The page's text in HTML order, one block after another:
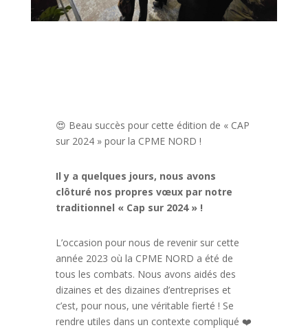
😍 Beau succès pour cette édition de « CAP
sur 2024 » pour la CPME NORD !
Il y a quelques jours, nous avons
clôturé nos propres vœux par notre
traditionnel « Cap sur 2024 » !
L’occasion pour nous de revenir sur cette
année 2023 où la CPME NORD a été de
tous les combats. Nous avons aidés des
dizaines et des dizaines d’entreprises et
c’est, pour nous, une véritable fierté ! Se
rendre utiles dans un contexte compliqué ❤️